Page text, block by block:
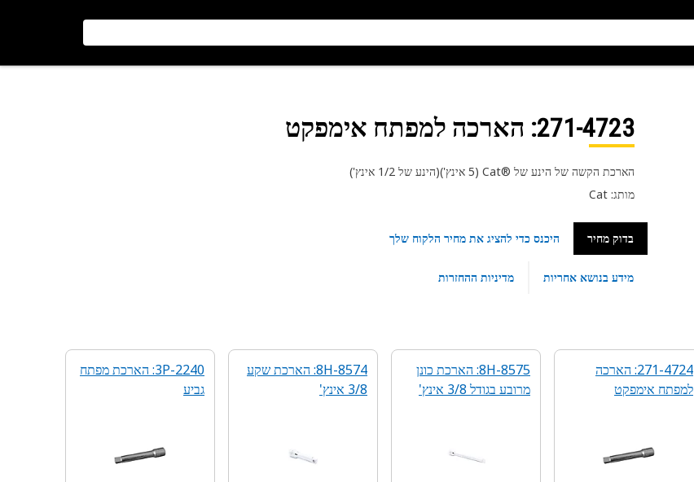
271-4723: הארכה למפתח אימפקט
הארכת הקשה של הינע של Cat®‎‎ ‏(5 אינץ')(הינע של 1/2 אינץ')
מותג: Cat
בדוק מחיר היכנס כדי להציג את מחיר הלקוח שלך
מידע בנושא אחריות מדיניות ההחזרות
271-4724: הארכה
למפתח אימפקט
8H-8575: הארכת כונן
מרובע בגודל 3/8 אינץ'
8H-8574: הארכת שקע
3/8 אינץ'
3P-2240: הארכת מפתח
גביע‬